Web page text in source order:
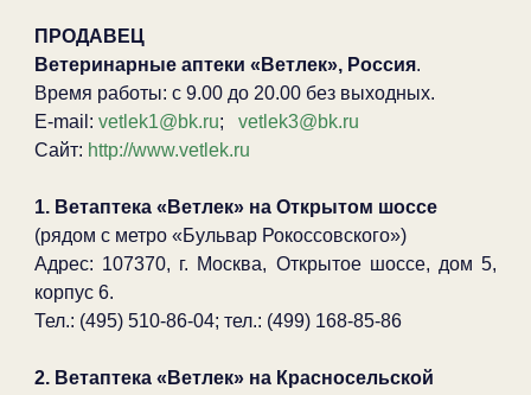
ПРОДАВЕЦ
Ветеринарные аптеки «Ветлек», Россия.
Время работы: с 9.00 до 20.00 без выходных.
E-mail: vetlek1@bk.ru; vetlek3@bk.ru
Сайт: http://www.vetlek.ru
1. Ветаптека «Ветлек» на Открытом шоссе
(рядом с метро «Бульвар Рокоссовского»)
Адрес: 107370, г. Москва, Открытое шоссе, дом 5,
корпус 6.
Тел.: (495) 510-86-04; тел.: (499) 168-85-86
2. Ветаптека «Ветлек» на Красносельской